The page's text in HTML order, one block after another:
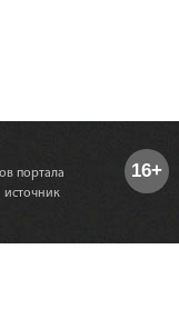
портала
источник
16+